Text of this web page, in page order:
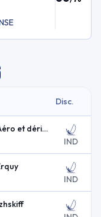
Disc.
Grand Prix de Loctudy RS Aéro et dériveurs solo
IND
IND